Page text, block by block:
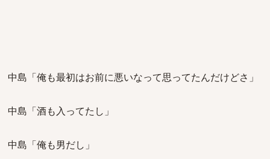
中島「俺も最初はお前に悪いなって思ってたんだけどさ」
中島「酒も入ってたし」
中島「俺も男だし」